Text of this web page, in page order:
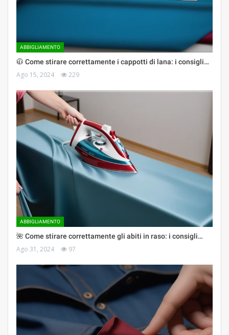
ABBIGLIAMENTO
🧥 Come stirare correttamente i cappotti di lana: i consigli…
Ago 15, 2024 229
ABBIGLIAMENTO
🌺 Come stirare correttamente gli abiti in raso: i consigli…
Ago 31, 2024 97